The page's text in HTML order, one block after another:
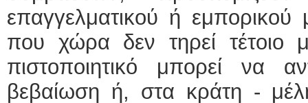
επαγγελματικού ή
που χώρα δεν τηρεί
πιστοποιητικό μπορεί να
βεβαίωση ή, στα κράτη -